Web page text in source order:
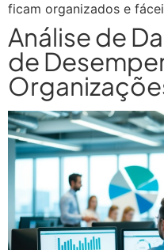
ficam organizados e
Análise de
de